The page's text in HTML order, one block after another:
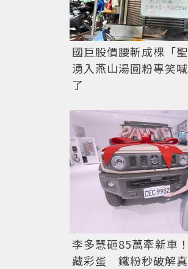
國巨股價腰斬成棵「
湧入燕山湯圓粉專笑
了
李多慧砸85萬牽新車
藏彩蛋 鐵粉秒破解